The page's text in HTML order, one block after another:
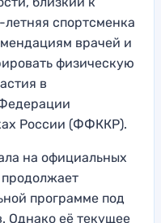
спортсменка
врачей и
физическую
в
России (ФФККР).
на официальных
программе под
Однако её текущее